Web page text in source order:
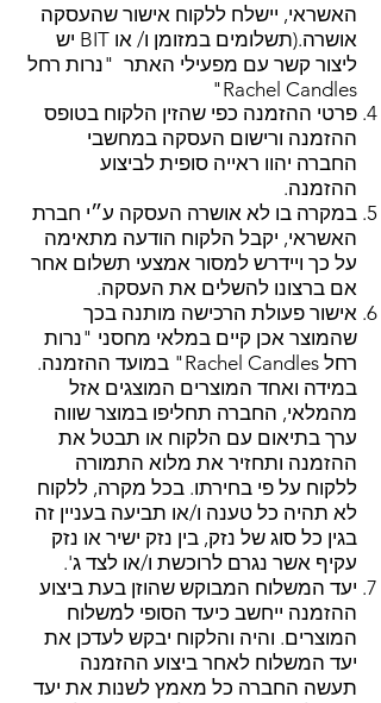
האשראי, יישלח ללקוח אישור שהעסקה
אושרה.(תשלומים במזומן ו/ או BIT יש
ליצור קשר עם מפעילי האתר "נרות רחל
Rachel Candles"
פרטי ההזמנה כפי שהזין הלקוח בטופס
ההזמנה ורישום העסקה במחשבי
החברה יהוו ראייה סופית לביצוע
ההזמנה.
במקרה בו לא אושרה העסקה ע״י חברת
האשראי, יקבל הלקוח הודעה מתאימה
על כך ויידרש למסור אמצעי תשלום אחר
אם ברצונו להשלים את העסקה.
אישור פעולת הרכישה מותנה בכך
שהמוצר אכן קיים במלאי מחסני "נרות
רחל Rachel Candles" במועד ההזמנה.
במידה ואחד המוצרים המוצגים אזל
מהמלאי, החברה תחליפו במוצר שווה
ערך בתיאום עם הלקוח או תבטל את
ההזמנה ותחזיר את מלוא התמורה
ללקוח על פי בחירתו. בכל מקרה, ללקוח
לא תהיה כל טענה ו/או תביעה בעניין זה
בגין כל סוג של נזק, בין נזק ישיר או נזק
עקיף אשר נגרם לרוכשת ו/או לצד ג'.
יעד המשלוח המבוקש שהוזן בעת ביצוע
ההזמנה ייחשב כיעד הסופי למשלוח
המוצרים. והיה והלקוח יבקש לעדכן את
יעד המשלוח לאחר ביצוע ההזמנה
תעשה החברה כל מאמץ לשנות את יעד